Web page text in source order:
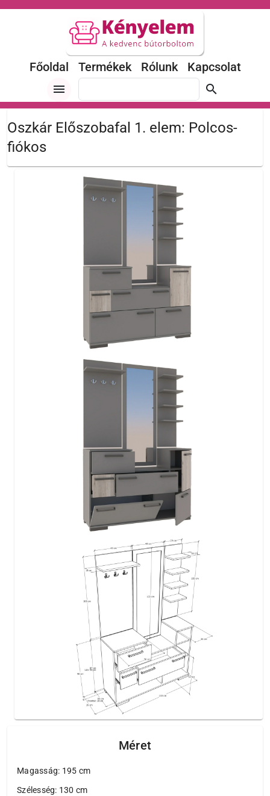
Főoldal Termékek Rólunk
Kapcsolat
menu
search
Oszkár Előszobafal 1. elem: Polcos-
fiókos
Méret
Magasság: 195 cm
Szélesség: 130 cm